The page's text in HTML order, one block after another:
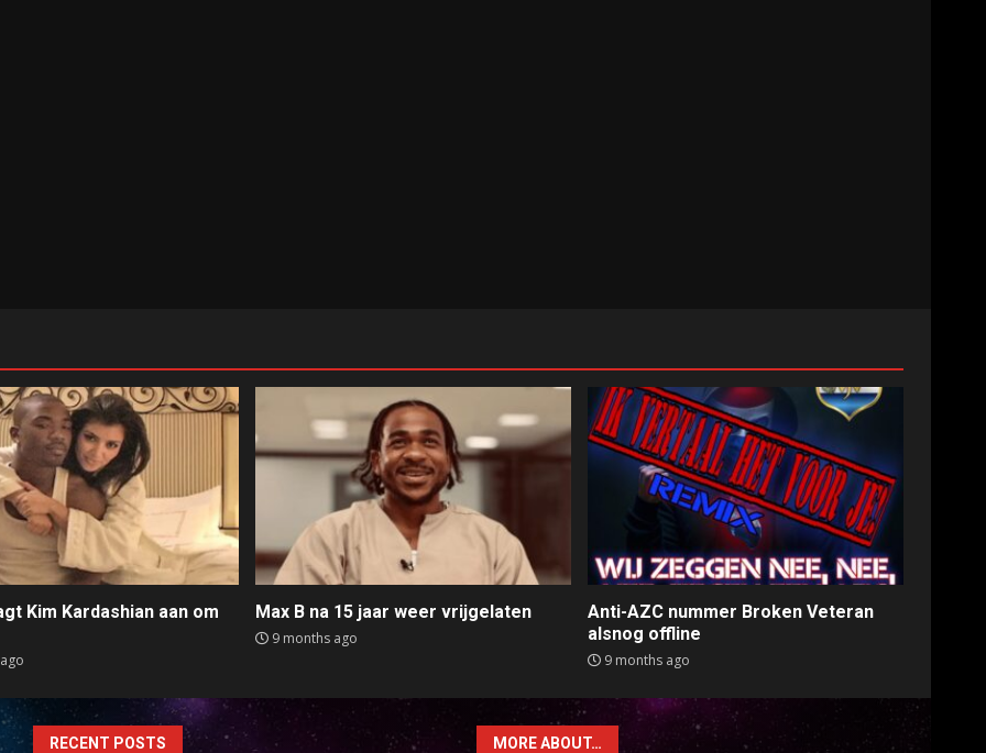
Kim Kardashian aan om
Max B na 15 jaar weer vrijgelaten
9 months ago
Anti-AZC nummer Broken Veteran
alsnog offline
9 months ago
RECENT POSTS MORE ABOUT…